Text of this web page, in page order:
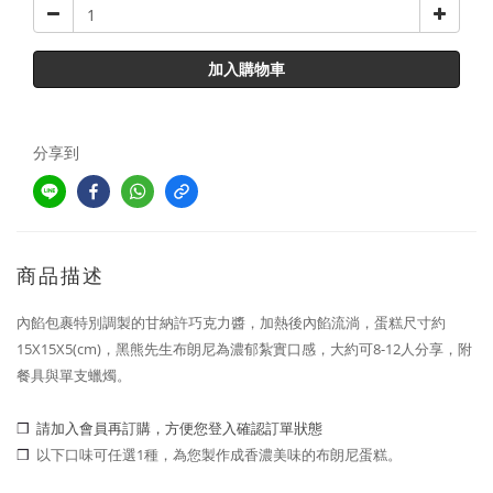
加入購物車
分享到
商品描述
內餡包裹特別調製的甘納許巧克力醬，加熱後內餡流淌，蛋糕尺寸約
15X15X5(cm)，黑熊先生布朗尼為濃郁紮實口感，大約可8-12人分享，附
餐具與單支蠟燭。
❒ 請加入會員再訂購，方便您登入確認訂單狀態
❒ 以下口味可任選1種，為您製作成香濃美味的布朗尼蛋糕。